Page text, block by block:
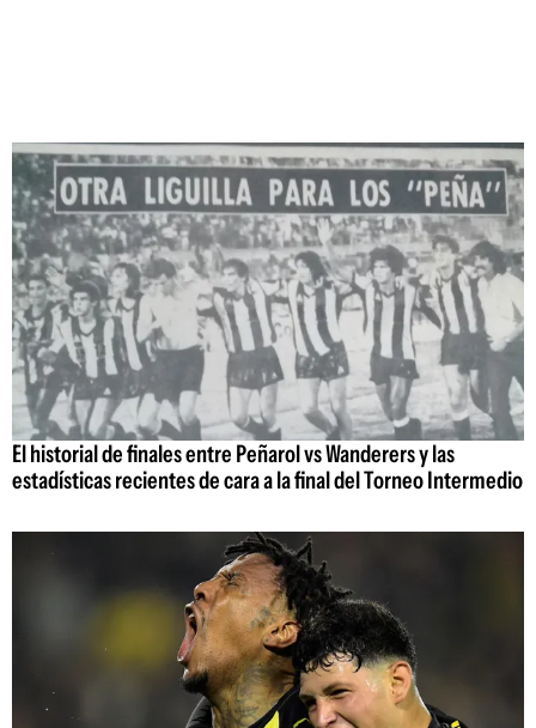
El historial de finales entre Peñarol vs Wanderers y las
estadísticas recientes de cara a la final del Torneo Intermedio